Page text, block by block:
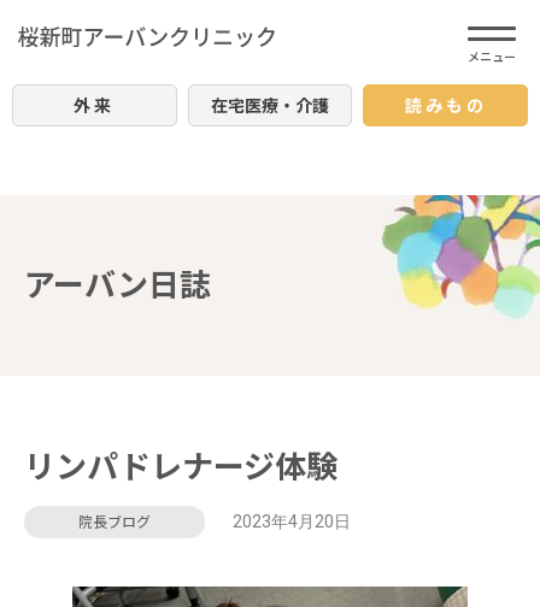
外来 在宅医療・介護 読みもの
アーバン日誌
リンパドレナージ体験
院長ブログ 2023年4月20日